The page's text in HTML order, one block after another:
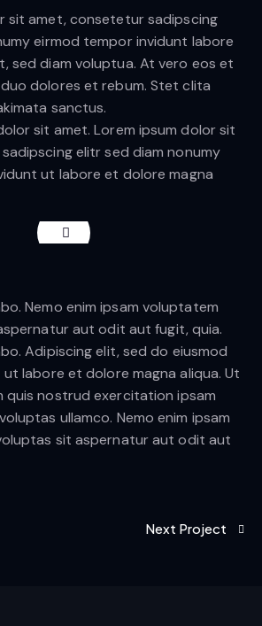
sit amet, consetetur sadipscing
eirmod tempor invidunt labore
sed diam voluptua. At vero eos et
dolores et rebum. Stet clita
sanctus.
sit amet. Lorem ipsum dolor sit
elitr sed diam nonumy
ut labore et dolore magna
Nemo enim ipsam voluptatem
aut odit aut fugit, quia.
Adipiscing elit, sed do eiusmod
labore et dolore magna aliqua. Ut
quis nostrud exercitation ipsam
ullamco. Nemo enim ipsam
sit aspernatur aut odit aut
Next Project